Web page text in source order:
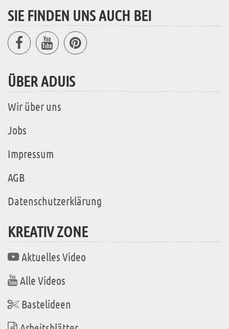
SIE FINDEN UNS AUCH BEI
ÜBER ADUIS
Wir über uns
Jobs
Impressum
AGB
Datenschutzerklärung
KREATIV ZONE
Aktuelles Video
Alle Videos
Bastelideen